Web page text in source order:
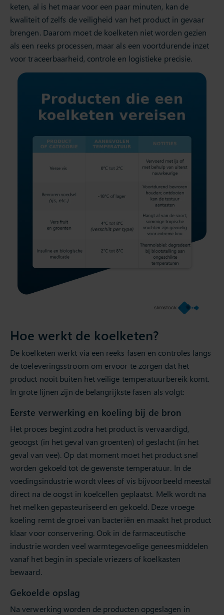
keten, al is het maar voor een paar minuten, kan de
kwaliteit of zelfs de veiligheid van het product in gevaar
brengen. Daarom moet de koelketen niet worden gezien
als een reeks processen, maar als een voortdurende inzet
voor traceerbaarheid, controle en logistieke precisie.
Hoe werkt de koelketen?
De koelketen werkt via een reeks fasen en controles langs
de toeleveringsstroom om ervoor te zorgen dat het
product nooit buiten het veilige temperatuurbereik komt.
In grote lijnen zijn de belangrijkste fasen als volgt:
Eerste verwerking en koeling bij de bron
Het proces begint zodra het product is vervaardigd,
geoogst (in het geval van groenten) of geslacht (in het
geval van vee). Op dat moment moet het product snel
worden gekoeld tot de gewenste temperatuur. In de
voedingsindustrie wordt vlees of vis bijvoorbeeld meestal
direct na de oogst in koelcellen geplaatst. Melk wordt na
het melken gepasteuriseerd en gekoeld. Deze vroege
koeling remt de groei van bacteriën en maakt het product
klaar voor conservering. Ook in de farmaceutische
industrie worden veel warmtegevoelige geneesmiddelen
vanaf het begin in speciale vriezers of koelkasten
bewaard.
Gekoelde opslag
Na verwerking worden de producten opgeslagen in